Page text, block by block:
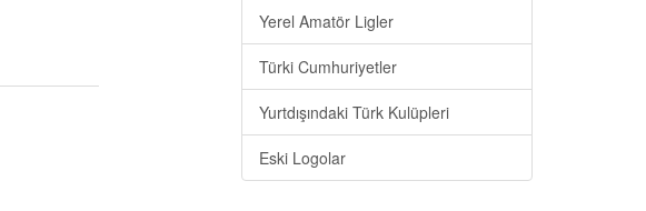
Yerel Amatör Ligler
Türki Cumhuriyetler
Yurtdışındaki Türk Kulüpleri
Eski Logolar